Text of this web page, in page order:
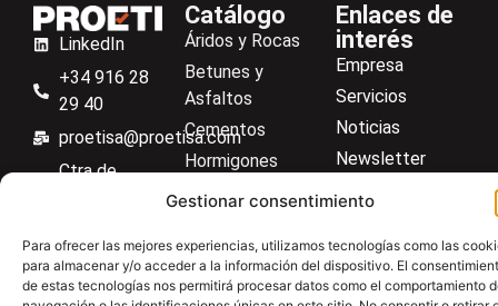
Gestionar consentimiento
Para ofrecer las mejores experiencias, utilizamos tecnologías como las
para almacenar y/o acceder a la información del dispositivo. El
de estas tecnologías nos permitirá procesar datos como el comportamiento
LinkedIn
+34 916 28
29 40
proetisa@proetisa.com
Ctra de
M-106, Km
4,1, 28110
Catálogo
Áridos y Rocas
Betunes y
Asfaltos
Cementos
Hormigones
Suelos
Aceros
Material general
Enlaces de
interés
Empresa
Servicios
Noticias
Newsletter
Descargas
Centro de ayuda